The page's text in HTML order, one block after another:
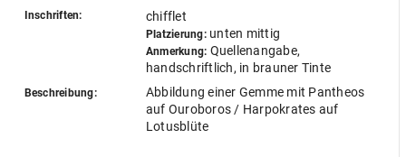
Inschriften: chifflet
Platzierung:unten mittig
Anmerkung: Quellenangabe,
handschriftlich, in brauner Tinte
Beschreibung:
Abbildung einer Gemme mit Pantheos
auf Ouroboros / Harpokrates auf
Lotusblüte